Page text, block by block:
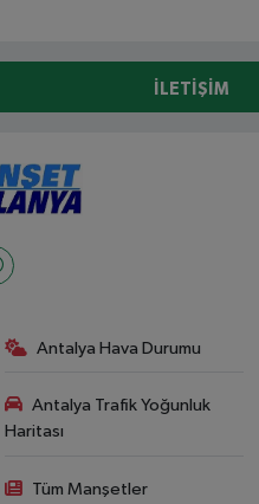
İLETIŞIM
Antalya Hava Durumu
Antalya Trafik Yoğunluk
Haritası
Tüm Manşetler